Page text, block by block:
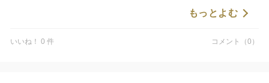
もっとよむ
いいね！ 0 件 コメント（0）